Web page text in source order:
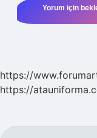
https://
https://